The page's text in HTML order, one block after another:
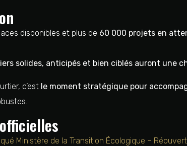
disponibles et plus de 60 000 projets en
solides, anticipés et bien ciblés auront une
c’est le moment stratégique pour
Ministère de la Transition Écologique –